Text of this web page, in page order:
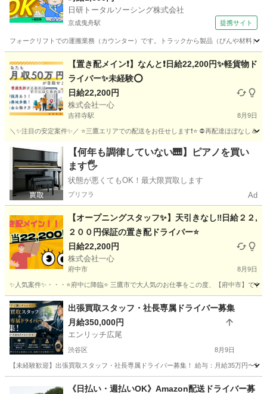
日研トータルソーシング株式会社
京成曳舟駅 提携サイト
フォークリフトでの運搬業務（カウンター）です。トラックから製品（びんや材料）
京成曳舟駅 ドライバー
【置き配メイン❗️】なんと❗️日給22,200円✨軽貨物ド
ライバー✨未経験⭕️
日給22,200円
株式会社一心
吉祥寺駅 8月9日
＼✨注目の安定案件✨／ ⭐️三鷹エリアでの配送をお任せします❗️⭐️ ⛔再配達ほぼなし
東京 三鷹市 吉祥寺駅 物流 東京 世田谷区 物流
置き配
【何年も調律していない🎹】ピアノを買い
ます🖐️
状態が悪くてもOK！最大限買取します
プリフラ Ad
【オープニングスタッフ✨】天引きなし‼️日給２２,
２００円保証の置き配ドライバー⭐️
日給22,200円
株式会社一心
府中市 8月9日
✨人気案件✨・・・⭐️府中に降臨⭐️ 三鷹市で大人気のお仕事をこの度、【府中市】で
東京 府中市 ドライバー 国分寺市 ドライバー
置き配
出張買取スタッフ・社長専属ドライバー募集
月給350,000円
エンリッチ広尾
渋谷区 8月9日
【未経験歓迎】出張買取スタッフ・社長専属ドライバー募集！ 給与：月給35万円〜
ドライバー スタッフ
《日払い・週払いOK》Amazon配送ドライバー募